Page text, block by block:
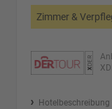
Zimmer &
Hotelbeschreibung